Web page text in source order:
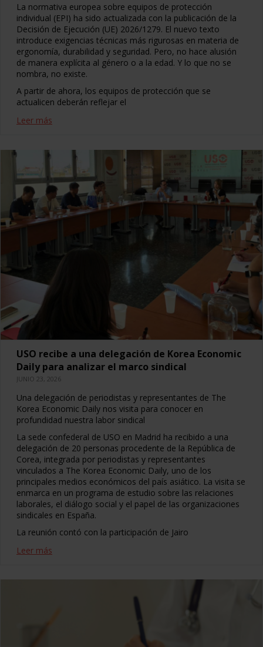
La normativa europea sobre equipos de protección
individual (EPI) ha sido actualizada con la publicación de la
Decisión de Ejecución (UE) 2026/1279. El nuevo texto
introduce exigencias técnicas más rigurosas en materia de
ergonomía, durabilidad y seguridad. Pero, no hace alusión
de manera explícita al género o a la edad. Y lo que no se
nombra, no existe.
A partir de ahora, los equipos de protección que se
actualicen deberán reflejar el
Leer más
USO recibe a una delegación de Korea Economic
Daily para analizar el marco sindical
JUNIO 23, 2026
Una delegación de periodistas y representantes de The
Korea Economic Daily nos visita para conocer en
profundidad nuestra labor sindical
La sede confederal de USO en Madrid ha recibido a una
delegación de 20 personas procedente de la República de
Corea, integrada por periodistas y representantes
vinculados a The Korea Economic Daily, uno de los
principales medios económicos del país asiático. La visita se
enmarca en un programa de estudio sobre las relaciones
laborales, el diálogo social y el papel de las organizaciones
sindicales en España.
La reunión contó con la participación de Jairo
Leer más